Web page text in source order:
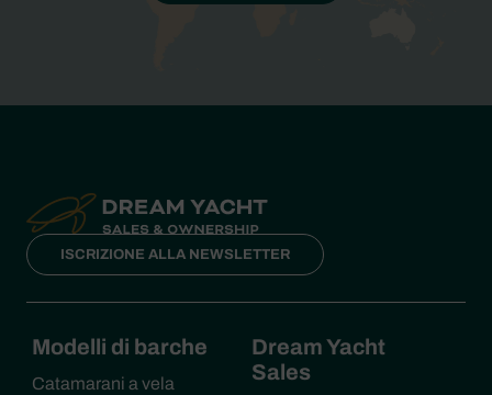
ISCRIZIONE ALLA NEWSLETTER
Modelli di barche
Catamarani a vela
Dream Yacht
Sales